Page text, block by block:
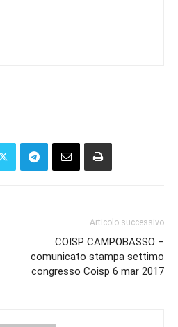
Articolo successivo
COISP CAMPOBASSO –
comunicato stampa settimo
congresso Coisp 6 mar 2017